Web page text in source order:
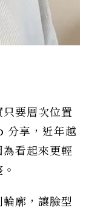
要層次位置
分享，近年越
看起來更輕
廓，讓臉型